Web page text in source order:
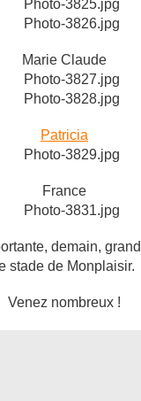
Marie Claude
Patricia
France
demain,
stade de Monplaisir.
Venez nombreux !